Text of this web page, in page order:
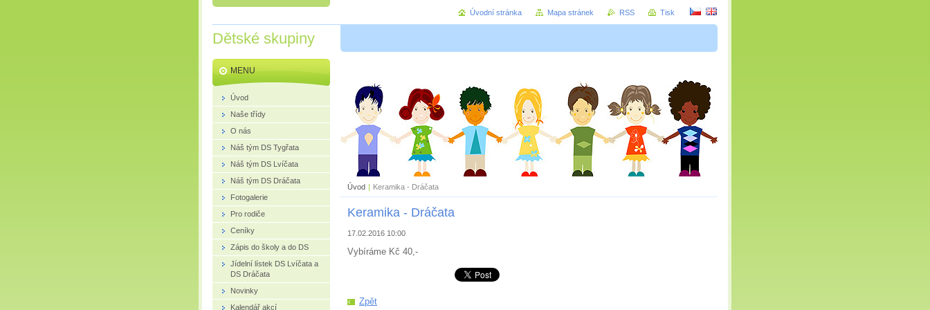
Dětské skupiny
Úvod | Keramika - Dráčata
Keramika - Dráčata
17.02.2016 10:00
Vybíráme Kč 40,-
Zpět
MENU
Úvod
Naše třídy
O nás
Náš tým DS Tygřata
Náš tým DS Lvíčata
Náš tým DS Dráčata
Fotogalerie
Pro rodiče
Ceníky
Zápis do školy a do DS
Jídelní lístek DS Lvíčata a
DS Dráčata
Novinky
Kalendář akcí
Úvodní stránka Mapa stránek RSS Tisk